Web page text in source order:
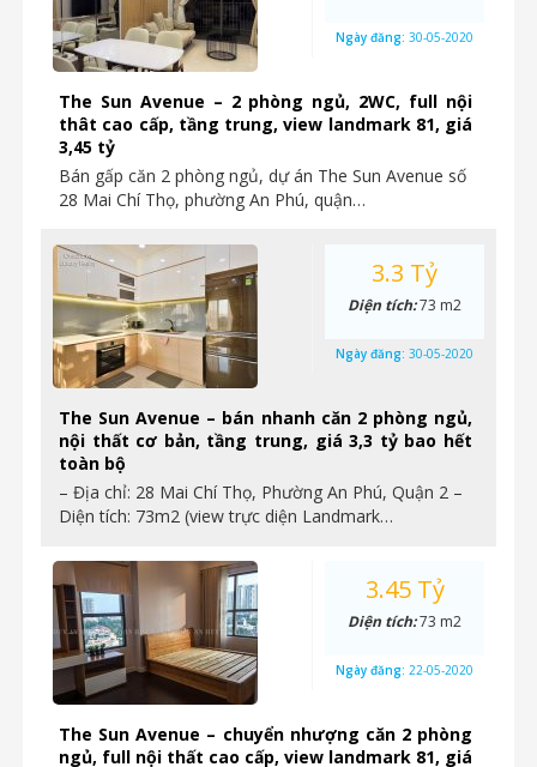
The Sun Avenue – 2 phòng ngủ, 2WC, full nội
thât cao cấp, tầng trung, view landmark 81, giá
3,45 tỷ
Bán gấp căn 2 phòng ngủ, dự án The Sun Avenue số
28 Mai Chí Thọ, phường An Phú, quận…
Ngày đăng: 30-05-2020
The Sun Avenue – bán nhanh căn 2 phòng ngủ,
nội thất cơ bản, tầng trung, giá 3,3 tỷ bao hết
toàn bộ
– Địa chỉ: 28 Mai Chí Thọ, Phường An Phú, Quận 2 –
Diện tích: 73m2 (view trực diện Landmark…
3.3 Tỷ
Diện tích:73 m2
Ngày đăng: 30-05-2020
The Sun Avenue – chuyển nhượng căn 2 phòng
ngủ, full nội thất cao cấp, view landmark 81, giá
3.45 Tỷ
Diện tích:73 m2
Ngày đăng: 22-05-2020